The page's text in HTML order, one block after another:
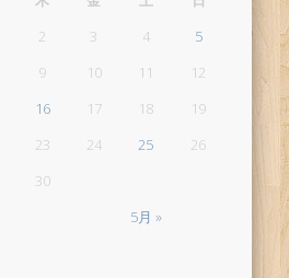
5月 »
2 3 4
5
9 10 11
12
16 17 18
19
23 24 25
26
30